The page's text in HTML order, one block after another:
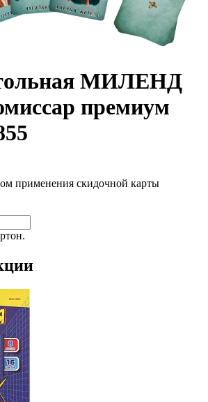
МИЛЕНД
премиум
применения скидочной карты